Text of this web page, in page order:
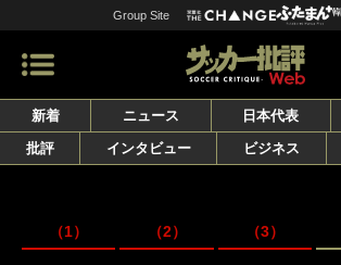
Group Site
新着 ニュース 日本代表
批評
インタビュー ビジネス
（1） （2） （3）